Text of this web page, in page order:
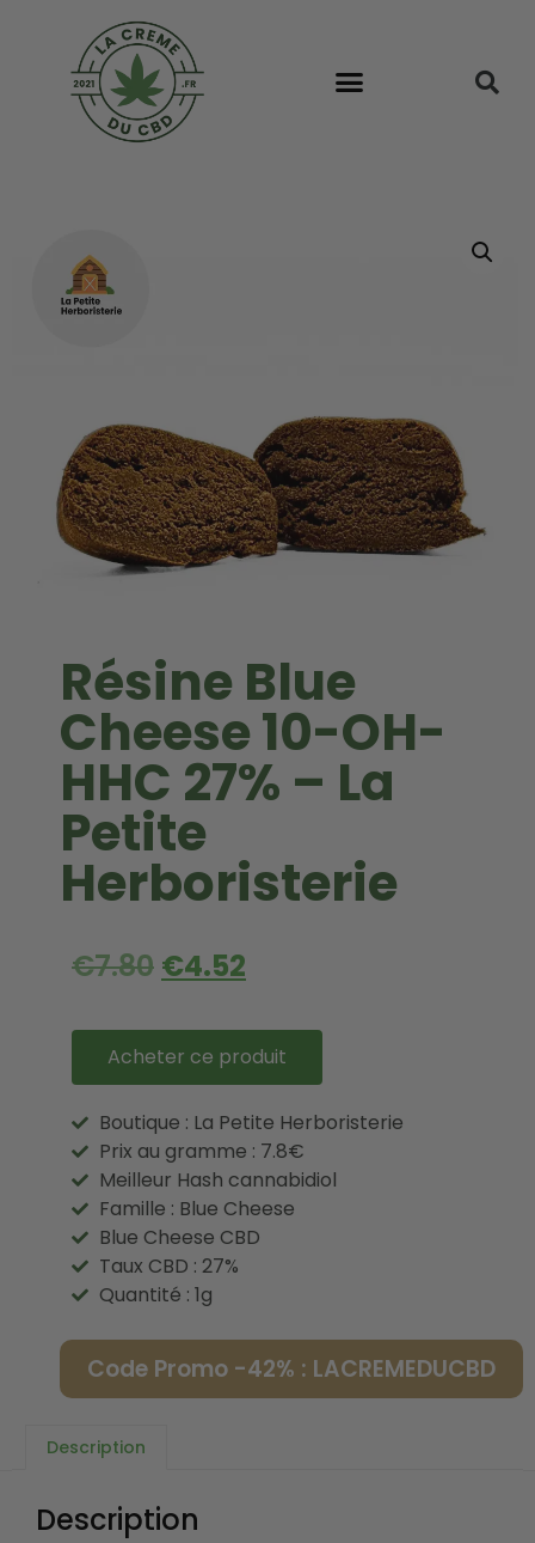
Résine Blue
Cheese 10-OH-
HHC 27% – La
Petite
Herboristerie
€7.80 €4.52
Acheter ce produit
Boutique : La Petite Herboristerie
Prix au gramme : 7.8€
Meilleur Hash cannabidiol
Famille : Blue Cheese
Blue Cheese CBD
Taux CBD : 27%
Quantité : 1g
Code Promo -42% : LACREMEDUCBD
Description
Description